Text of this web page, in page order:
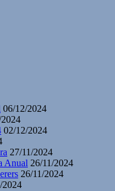
06/12/2024
02/12/2024
27/11/2024
Anual 26/11/2024
26/11/2024
2024